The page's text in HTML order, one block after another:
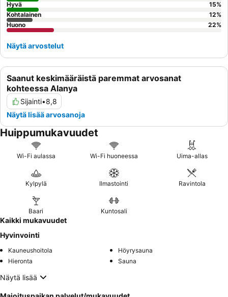
Saanut keskimääräistä paremmat arvosanat
kohteessa Alanya
Sijainti•8,8
Näytä lisää arvosanoja
Hyvä
15%
Kohtalainen
12%
Huono
22%
Näytä arvostelut
Huippumukavuudet
Wi-Fi aulassa Wi-Fi huoneessa Uima-allas
Kylpylä Ilmastointi Ravintola
Baari Kuntosali
Kaikki mukavuudet
Hyvinvointi
Kauneushoitola
Höyrysauna
Hieronta
Sauna
Näytä lisää